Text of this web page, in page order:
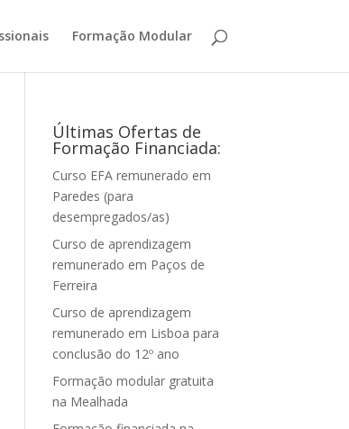
Formação Modular
Últimas Ofertas de
Formação Financiada:
Curso EFA remunerado em
Paredes (para
desempregados/as)
Curso de aprendizagem
remunerado em Paços de
Ferreira
Curso de aprendizagem
remunerado em Lisboa para
conclusão do 12º ano
Formação modular gratuita
na Mealhada